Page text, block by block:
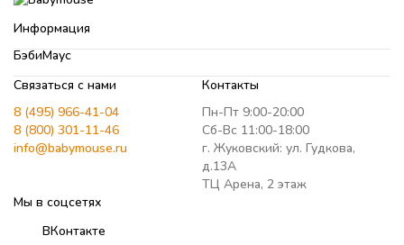
Информация
БэбиМаус
Связаться с нами
8 (495) 966-41-04
8 (800) 301-11-46
info@babymouse.ru
Контакты
Пн-Пт 9:00-20:00
Сб-Вс 11:00-18:00
г. Жуковский: ул. Гудкова,
д.13А
ТЦ Арена, 2 этаж
Мы в соцсетях
ВКонтакте